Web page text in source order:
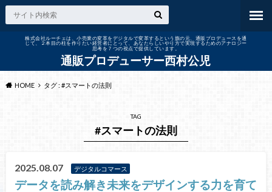
株式会社ルーチェは、小売業の変革をデジタルで変革するという旗の元、通販プロデュースを通
じて、２本目の柱を作りたい経営者にとって、あなたらしいやり方で実現するためのアナロジー
思考を７つの視点で提供しています。
通販プロデューサー西村公児
HOME タグ : #スマートの法則
TAG
#スマートの法則
2025.08.07 デジタルコマース
データを読み解き未来をデザインする力を育て